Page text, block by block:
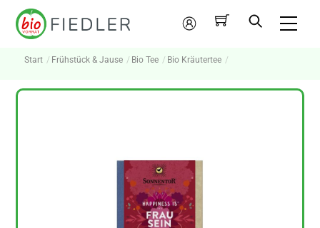
Skip
Mein
Konto
Start Frühstück & Jause Bio Tee Bio Kräutertee